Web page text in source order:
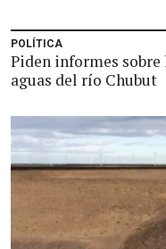
POLÍTICA
Piden informes
aguas del río Chubut